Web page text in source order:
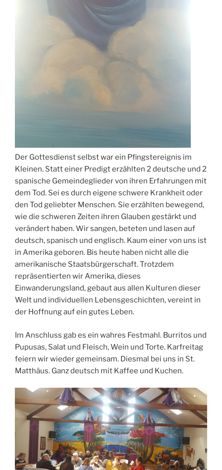
Der Gottesdienst selbst war ein Pfingstereignis im
Kleinen. Statt einer Predigt erzählten 2 deutsche und 2
spanische Gemeindeglieder von ihren Erfahrungen mit
dem Tod. Sei es durch eigene schwere Krankheit oder
den Tod geliebter Menschen. Sie erzählten bewegend,
wie die schweren Zeiten ihren Glauben gestärkt und
verändert haben. Wir sangen, beteten und lasen auf
deutsch, spanisch und englisch. Kaum einer von uns ist
in Amerika geboren. Bis heute haben nicht alle die
amerikanische Staatsbürgerschaft. Trotzdem
repräsentierten wir Amerika, dieses
Einwanderungsland, gebaut aus allen Kulturen dieser
Welt und individuellen Lebensgeschichten, vereint in
der Hoffnung auf ein gutes Leben.
Im Anschluss gab es ein wahres Festmahl. Burritos und
Pupusas, Salat und Fleisch, Wein und Torte. Karfreitag
feiern wir wieder gemeinsam. Diesmal bei uns in St.
Matthäus. Ganz deutsch mit Kaffee und Kuchen.